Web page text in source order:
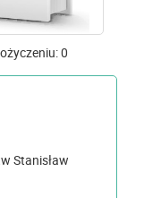
0
Stanisław